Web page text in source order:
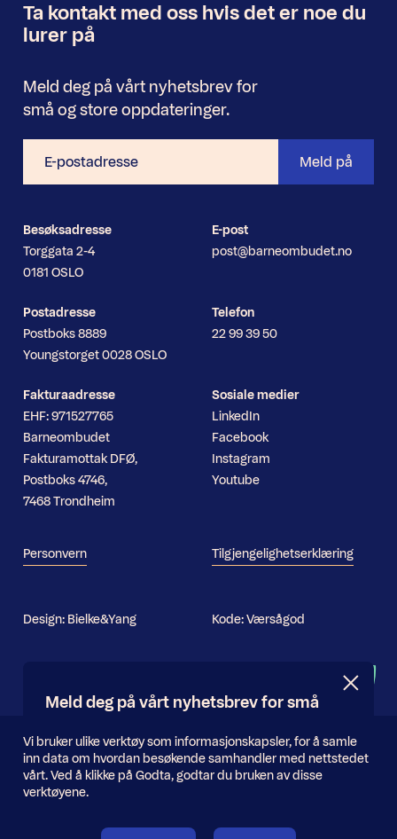
Nyhetsbrev
Ta kontakt med oss hvis det er noe du
lurer på
Meld deg på vårt nyhetsbrev for
små og store oppdateringer.
postadresse
Meld på
Besøksadresse
Torggata 2-4
0181 OSLO
Postadresse
Postboks 8889
Youngstorget 0028 OSLO
Fakturaadresse
EHF: 971527765
Barneombudet
Fakturamottak DFØ,
Postboks 4746,
7468 Trondheim
Personvern
E-post
post@barneombudet.no
Telefon
22 99 39 50
Sosiale medier
LinkedIn
Facebook
Instagram
Youtube
Tilgjengelighetserklæring
Design: Bielke&Yang Kode:Værsågod
Informasjonskapsler
Vi bruker ulike verktøy som informasjonskapsler, for å samle
inn data om hvordan besøkende samhandler med nettstedet
vårt. Ved å klikke på Godta, godtar du bruken av disse
verktøyene.
Meld deg på vårt nyhetsbrev for små
E-
postadresse
Send inn